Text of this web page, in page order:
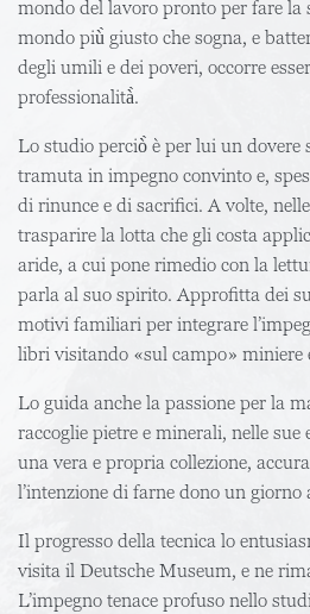
mondo del lavoro pronto per fare la
mondo più̀ giusto che sogna, e
degli umili e dei poveri, occorre
professionalità̀.
Lo studio perciò̀ è per lui un dovere
tramuta in impegno convinto e,
di rinunce e di sacrifici. A volte,
trasparire la lotta che gli costa
aride, a cui pone rimedio con la
parla al suo spirito. Approfitta dei
motivi familiari per integrare
libri visitando «sul campo» miniere
Lo guida anche la passione per la
raccoglie pietre e minerali, nelle
una vera e propria collezione,
l’intenzione di farne dono un giorno
Il progresso della tecnica lo
visita il Deutsche Museum, e ne
L’impegno tenace profuso nello